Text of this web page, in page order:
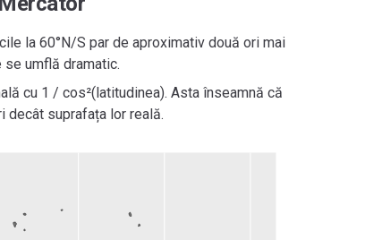
la 60°N/S par de aproximativ două ori mai
se umflă dramatic.
cu 1 / cos²(latitudinea). Asta înseamnă că
decât suprafața lor reală.